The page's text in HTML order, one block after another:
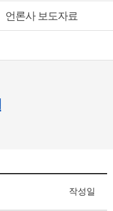
언론사 보도자료
작성일